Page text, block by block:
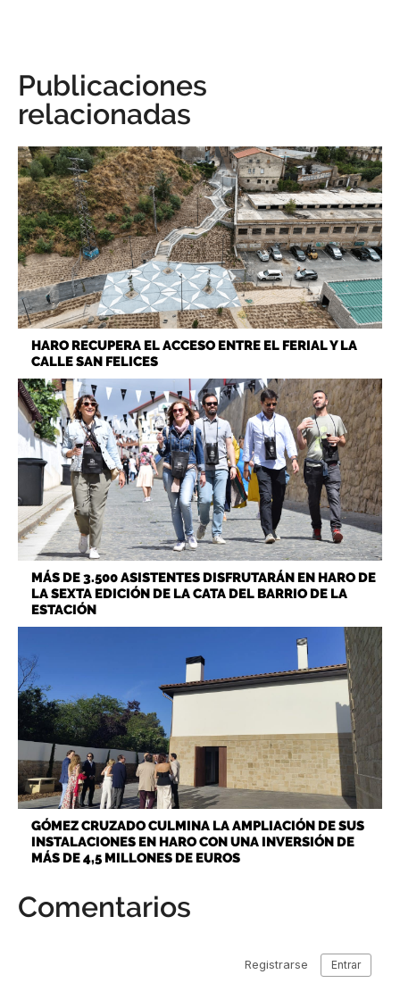
Publicaciones
relacionadas
HARO RECUPERA EL ACCESO ENTRE EL FERIAL Y LA
CALLE SAN FELICES
MÁS DE 3.500 ASISTENTES DISFRUTARÁN EN HARO DE
LA SEXTA EDICIÓN DE LA CATA DEL BARRIO DE LA
ESTACIÓN
GÓMEZ CRUZADO CULMINA LA AMPLIACIÓN DE SUS
INSTALACIONES EN HARO CON UNA INVERSIÓN DE
MÁS DE 4,5 MILLONES DE EUROS
Comentarios